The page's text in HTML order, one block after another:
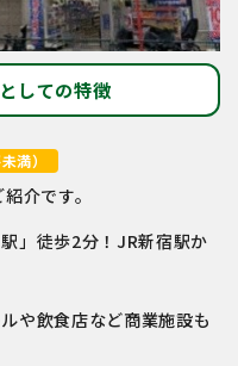
しての特徴
満）
介です。
」徒歩2分！JR新宿駅か
や飲食店など商業施設も